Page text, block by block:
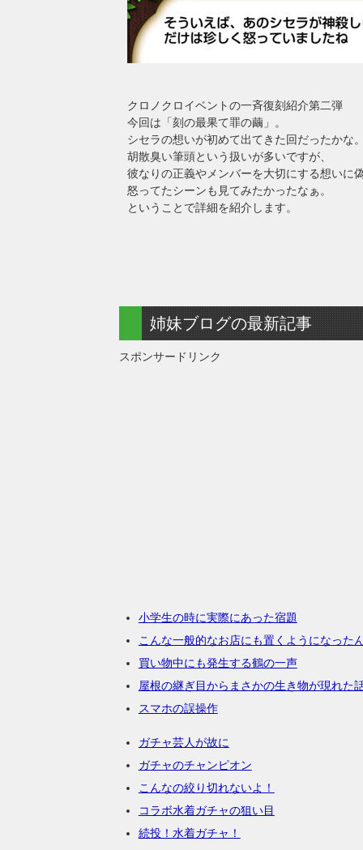
クロノクロイベントの一斉復刻紹介第二弾
今回は「刻の最果て罪の繭」。
シセラの想いが初めて出てきた回だったかな
胡散臭い筆頭という扱いが多いですが、
彼なりの正義やメンバーを大切にする想いに
怒ってたシーンも見てみたかったなぁ。
ということで詳細を紹介します。
姉妹ブログの最新記事
スポンサードリンク
小学生の時に実際にあった宿題
こんな一般的なお店にも置くようになった
買い物中にも発生する鶴の一声
屋根の継ぎ目からまさかの生き物が現れた
スマホの誤操作
ガチャ芸人が故に
ガチャのチャンピオン
こんなの絞り切れないよ！
コラボ水着ガチャの狙い目
続投！水着ガチャ！